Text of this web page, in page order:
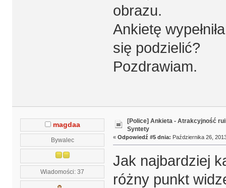
obrazu.
Ankietę
się podzielić?
Pozdrawiam.
magdaa
Bywalec
Wiadomości: 37
[Police] Ankieta - Atrakcyjność
Syntety
« Odpowiedź #5 dnia: Października 26,
Jak najbardziej
różny punkt